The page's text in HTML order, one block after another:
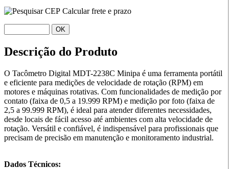
Calcular frete e prazo
OK
Descrição do Produto
O Tacômetro Digital MDT-2238C Minipa é uma ferramenta portátil
e eficiente para medições de velocidade de rotação (RPM) em
motores e máquinas rotativas. Com funcionalidades de medição por
contato (faixa de 0,5 a 19.999 RPM) e medição por foto (faixa de
2,5 a 99.999 RPM), é ideal para atender diferentes necessidades,
desde locais de fácil acesso até ambientes com alta velocidade de
rotação. Versátil e confiável, é indispensável para profissionais que
precisam de precisão em manutenção e monitoramento industrial.
Dados Técnicos: